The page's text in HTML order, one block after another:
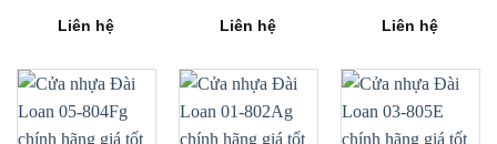
Liên hệ Liên hệ Liên hệ